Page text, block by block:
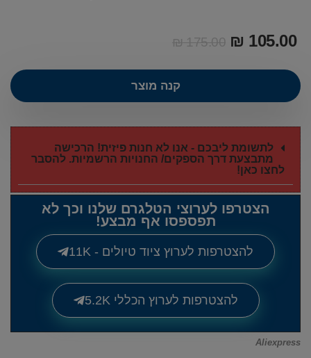
₪175.00 ₪ 105.00
קנה מוצר
לתשומת ליבכם - אנו לא חנות פיזית! הרכישה
מתבצעת דרך הספקים/ החנויות הרשמיות. להסבר
לחצו כאן!
הצטרפו לערוצי הטלגרם שלנו וכך לא
תפספסו אף מבצע!
להצטרפות לערוץ ציוד טיולים - 11K
להצטרפות לערוץ הכללי 5.2K
Aliexpress